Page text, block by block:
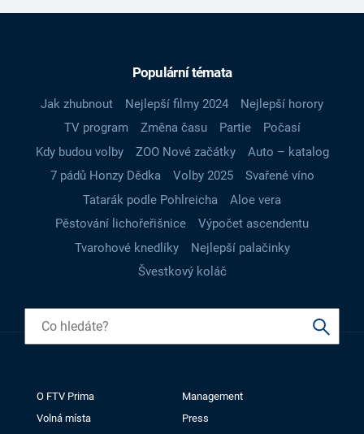
Populární témata
Jak zhubnout Nejlepší filmy 2024
Nejlepší horory
TV program
Změna času Partie
Počasí
Kdy budou volby
ZOO Nové začátky
Auto – katalog
7 pádů Honzy Dědka
Volby 2025
Svařené víno
Tatarák podle Pohlreicha
Aloe vera
Pěstování lichořeřišnice
Výpočet ascendentu
Tvarohové knedlíky
Nejlepší palačinky
Švestkový koláč
O FTV Prima
Management
Volná místa
Press